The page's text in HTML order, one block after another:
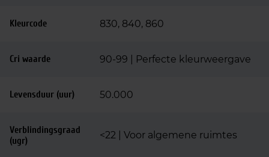
Kleurcode 830, 840, 860
Cri waarde 90-99 | Perfecte kleurweergave
Levensduur (uur) 50.000
Verblindingsgraad
(ugr)
<22 | Voor algemene ruimtes